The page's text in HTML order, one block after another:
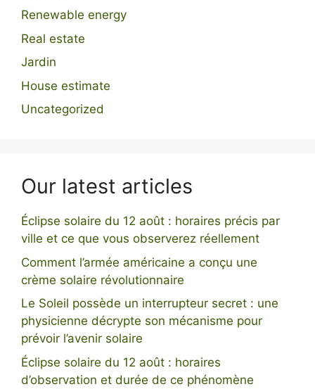
Renewable energy
Real estate
Jardin
House estimate
Uncategorized
Our latest articles
Éclipse solaire du 12 août : horaires précis par
ville et ce que vous observerez réellement
Comment l’armée américaine a conçu une
crème solaire révolutionnaire
Le Soleil possède un interrupteur secret : une
physicienne décrypte son mécanisme pour
prévoir l’avenir solaire
Éclipse solaire du 12 août : horaires
d’observation et durée de ce phénomène